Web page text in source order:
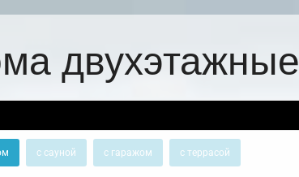
двухэтажные
с сауной с гаражом с террасой